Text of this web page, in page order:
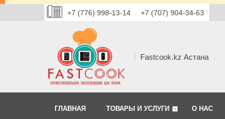
+7 (776) 998-13-14 +7 (707) 904-34-63
Fastcook.kz Астана
ГЛАВНАЯ ТОВАРЫ И УСЛУГИ О НАС